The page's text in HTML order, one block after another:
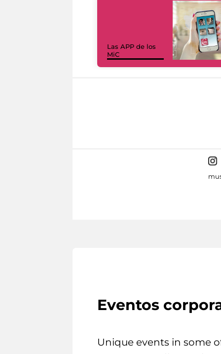
Las APP de los
MiC
Eventos
Unique events in some